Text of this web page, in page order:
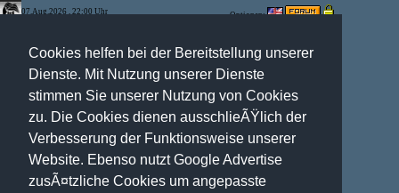
Cookies helfen bei der Bereitstellung unserer
Dienste. Mit Nutzung unserer Dienste
stimmen Sie unserer Nutzung von Cookies
zu. Die Cookies dienen ausschlieÃŸlich der
Verbesserung der Funktionsweise unserer
Website. Ebenso nutzt Google Advertise
zusÃ¤tzliche Cookies um angepasste
07.Aug.2026 , 22:00 Uhr Optionen: